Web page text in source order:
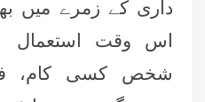
داری کے زمرے میں
اس وقت استعمال
شخص کسی کام،